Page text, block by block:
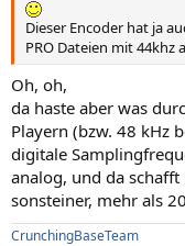
Dieser Encoder hat ja
PRO Dateien mit 44khz
Oh, oh,
da haste aber was
Playern (bzw. 48 kHz
digitale
analog, und da schafft
sonsteiner, mehr als
CrunchingBaseTeam